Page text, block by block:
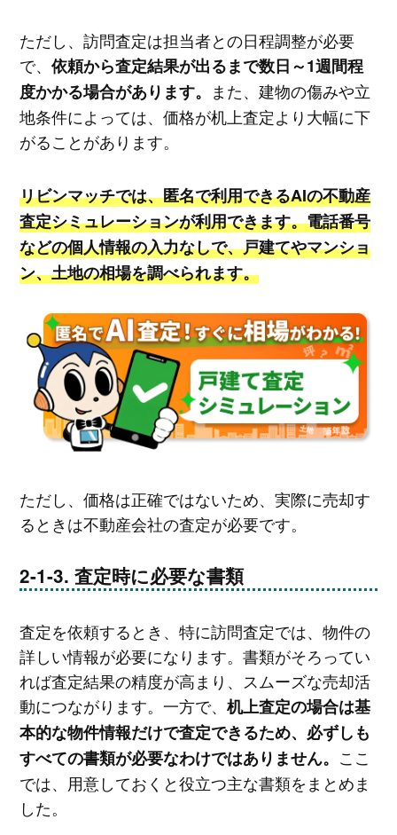
ただし、訪問査定は担当者との日程調整が必要
で、 依頼から査定結果が出るまで数日～1週間程
度かかる場合があります。 また、建物の傷みや立
地条件によっては、価格が机上査定より大幅に下
がることがあります。
リビンマッチでは、匿名で利用できるAIの不動産
査定シミュレーションが利用できます。電話番号
などの個人情報の入力なしで、戸建てやマンショ
ン、土地の相場を調べられます。
ただし、価格は正確ではないため、実際に売却す
るときは不動産会社の査定が必要です。
査定時に必要な書類
査定を依頼するとき、特に訪問査定では、物件の
詳しい情報が必要になります。書類がそろってい
れば査定結果の精度が高まり、スムーズな売却活
動につながります。一方で、 机上査定の場合は基
本的な物件情報だけで査定できるため、必ずしも
すべての書類が必要なわけではありません。 ここ
では、用意しておくと役立つ主な書類をまとめま
した。